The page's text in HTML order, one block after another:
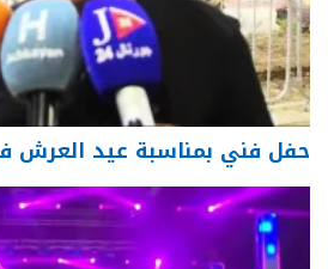
حفل فني بمناسبة عيد